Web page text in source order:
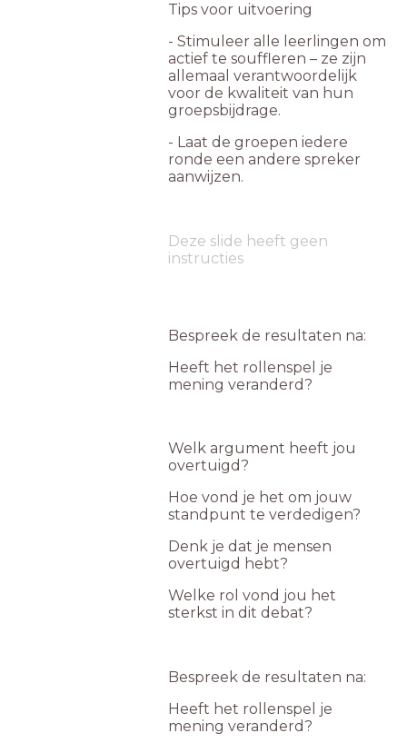
Tips voor uitvoering
- Stimuleer alle leerlingen om
actief te souffleren – ze zijn
allemaal verantwoordelijk
voor de kwaliteit van hun
groepsbijdrage.
- Laat de groepen iedere
ronde een andere spreker
aanwijzen.
Deze slide heeft geen
instructies
Bespreek de resultaten na:
Heeft het rollenspel je
mening veranderd?
Welk argument heeft jou
overtuigd?
Hoe vond je het om jouw
standpunt te verdedigen?
Denk je dat je mensen
overtuigd hebt?
Welke rol vond jou het
sterkst in dit debat?
Bespreek de resultaten na:
Heeft het rollenspel je
mening veranderd?